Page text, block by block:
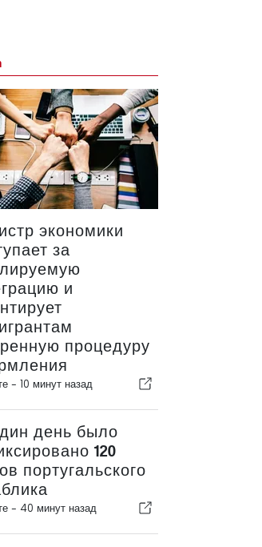
экономики
за
и
процедуру
- 10 минут назад
день было
120
португальского
- 40 минут назад